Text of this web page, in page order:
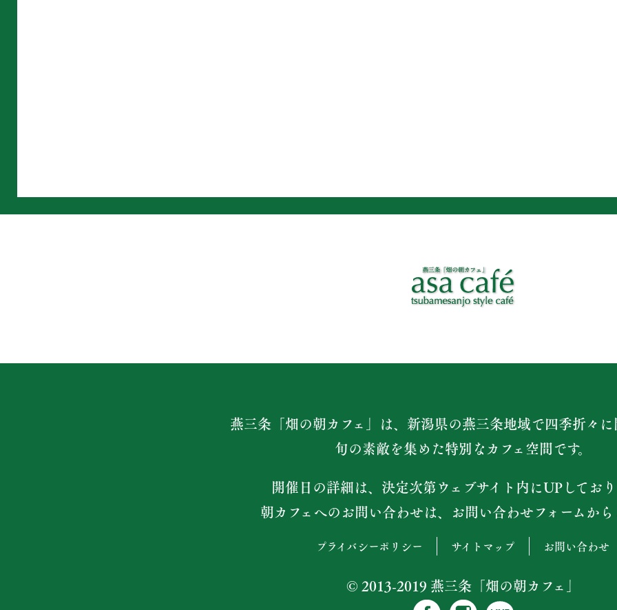
燕三条「畑の朝カフェ」は、新潟県の燕三条地域で四季折々に
旬の素敵を集めた特別なカフェ空間です。
開催日の詳細は、決定次第ウェブサイト内にUPしており
朝カフェへのお問い合わせは、お問い合わせフォームから
プライバシーポリシー サイトマップ お問い合わせ
© 2013-2019 燕三条「畑の朝カフェ」